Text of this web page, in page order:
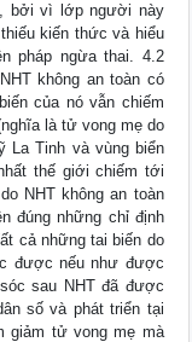
bởi vì lớp người này
kiến thức và hiểu
pháp ngừa thai. 4.2
không an toàn có
của nó vẫn chiếm
là tử vong mẹ do
La Tinh và vùng biển
thế giới chiếm tới
NHT không an toàn
đúng những chỉ định
cả những tai biến do
được nếu như được
sau NHT đã được
số và phát triển tại
giảm tử vong mẹ mà